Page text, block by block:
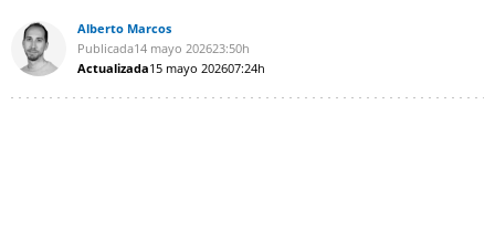
Alberto Marcos
Publicada14 mayo 202623:50h
Actualizada15 mayo 202607:24h